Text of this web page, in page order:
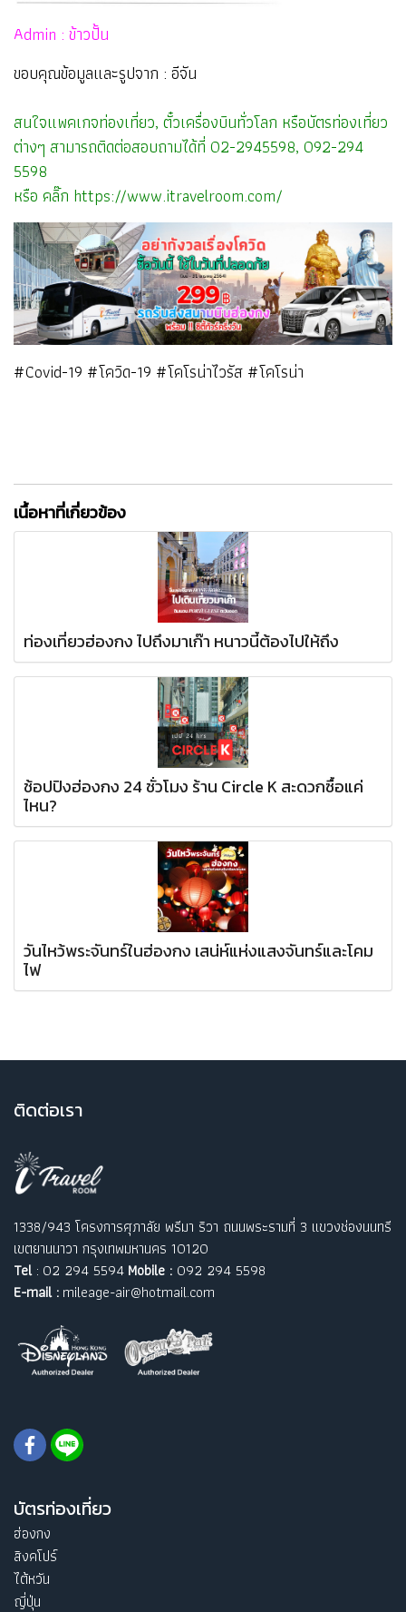
Admin : ข้าวปั้น
ขอบคุณข้อมูลและรูปจาก : อีจัน
สนใจแพคเกจท่องเที่ยว, ตั๋วเครื่องบินทั่วโลก หรือบัตรท่องเที่ยว
ต่างๆ สามารถติดต่อสอบถามได้ที่ 02-2945598, 092-294
5598
หรือ คลิ๊ก https://www.itravelroom.com/
#Covid-19 #โควิด-19 #โคโรน่าไวรัส #โคโรน่า
เนื้อหาที่เกี่ยวข้อง
ท่องเที่ยวฮ่องกง ไปถึงมาเก๊า หนาวนี้ต้องไปให้ถึง
ช้อปปิงฮ่องกง 24 ชั่วโมง ร้าน Circle K สะดวกซื้อแค่
ไหน?
วันไหว้พระจันทร์ในฮ่องกง เสน่ห์แห่งแสงจันทร์และโคม
ไฟ
ติดต่อเรา
1338/943 โครงการศุภาลัย พรีมา ริวา ถนนพระรามที่ 3 แขวงช่องนนทรี
เขตยานนาวา กรุงเทพมหานคร 10120
Tel: 02 294 5594 Mobile : 092 294 5598
E-mail : mileage-air@hotmail.com
บัตรท่องเที่ยว
ฮ่องกง
สิงคโปร์
ไต้หวัน
ญี่ปุ่น